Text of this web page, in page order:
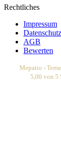
Rechtliches
Impressum
AGB
Bewerten
Mepatio -
5,00 von 5